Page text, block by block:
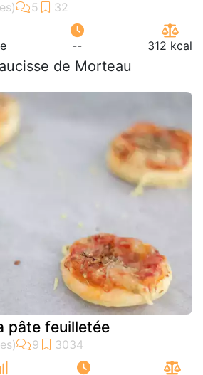
-- 312 kcal
de Morteau
pâte feuilletée